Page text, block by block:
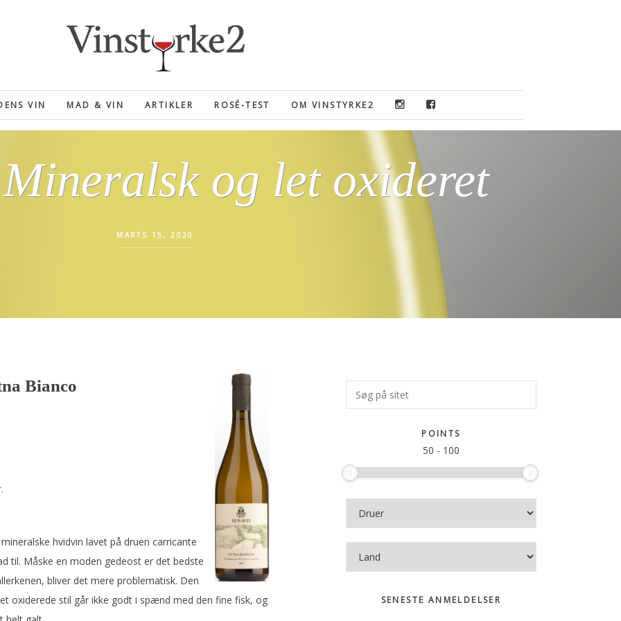
VIN MAD & VIN ARTIKLER ROSÉ-TEST OM VINSTYRKE2
og let oxideret
MARTS 15, 2020
Bianco
hvidvin lavet på druen carricante
Måske en moden gedeost er det bedste
bliver det mere problematisk. Den
oxiderede stil går ikke godt i spænd med den fine fisk, og
Primær
Sidebar
Søg
på
POINTS
50 - 100
SENESTE ANMELDELSER